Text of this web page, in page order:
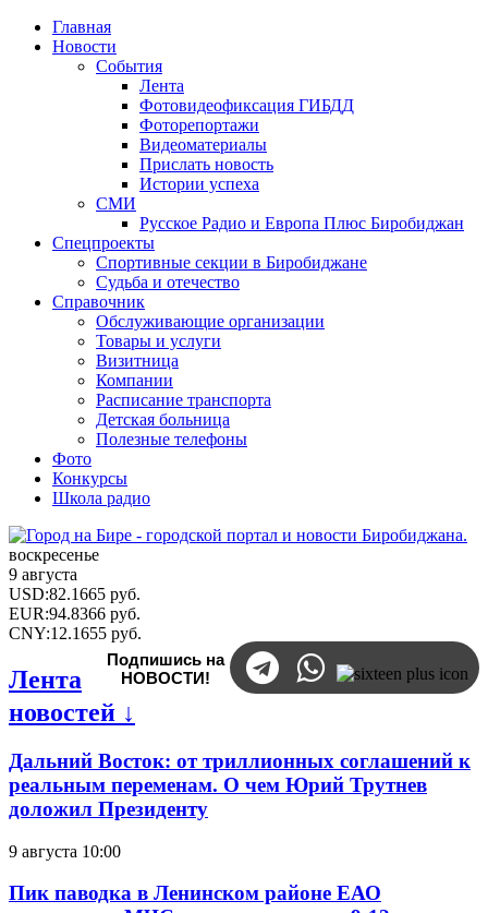
Главная
Новости
События
Лента
Фотовидеофиксация ГИБДД
Фоторепортажи
Видеоматериалы
Прислать новость
Истории успеха
СМИ
Русское Радио и Европа Плюс Биробиджан
Спецпроекты
Спортивные секции в Биробиджане
Судьба и отечество
Справочник
Обслуживающие организации
Товары и услуги
Визитница
Компании
Расписание транспорта
Детская больница
Полезные телефоны
Фото
Конкурсы
Школа радио
воскресенье
9 августа
USD:82.1665 руб.
EUR:94.8366 руб.
CNY:12.1655 руб.
Подпишись на
НОВОСТИ!
Лента
новостей ↓
Дальний Восток: от триллионных соглашений к
реальным переменам. О чем Юрий Трутнев
доложил Президенту
9 августа 10:00
Пик паводка в Ленинском районе ЕАО